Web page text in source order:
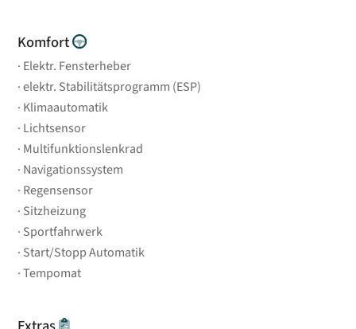
Komfort
Elektr. Fensterheber
elektr. Stabilitätsprogramm (ESP)
Klimaautomatik
Lichtsensor
Multifunktionslenkrad
Navigationssystem
Regensensor
Sitzheizung
Sportfahrwerk
Start/Stopp Automatik
Tempomat